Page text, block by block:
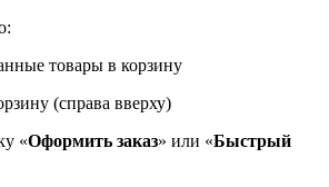
товары в корзину
(справа вверху)
«Оформить заказ» или «Быстрый